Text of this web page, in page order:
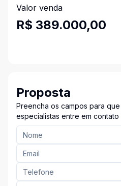
Valor venda
R$ 389.000,00
Proposta
Preencha os campos para
especialistas entre em contato